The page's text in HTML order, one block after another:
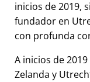
inicios de 2019,
fundador en
con profunda
A inicios de
Zelanda y